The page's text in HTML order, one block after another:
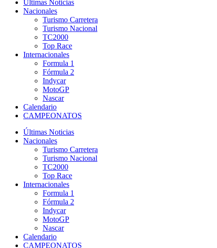
Últimas Noticias
Nacionales
Turismo Carretera
Turismo Nacional
TC2000
Top Race
Internacionales
Formula 1
Fórmula 2
Indycar
MotoGP
Nascar
Calendario
CAMPEONATOS
Últimas Noticias
Nacionales
Turismo Carretera
Turismo Nacional
TC2000
Top Race
Internacionales
Formula 1
Fórmula 2
Indycar
MotoGP
Nascar
Calendario
CAMPEONATOS